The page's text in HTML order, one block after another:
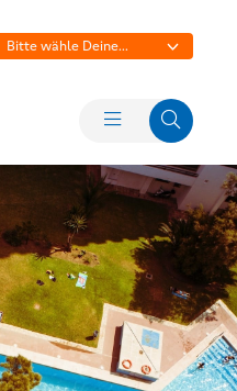
Bitte wähle Deine